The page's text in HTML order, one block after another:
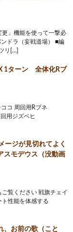
」機能を使って一撃必
ドラ（妄戦道場） ■編
リ[…]
1ターン 全体化Rブ
コ 周回用Rブネ
用ジズベヒ
ージが見切れてよく
スモデウス（没動画
覧ください 戦旗チェイ
性能を体感する
、お前の歌（こと